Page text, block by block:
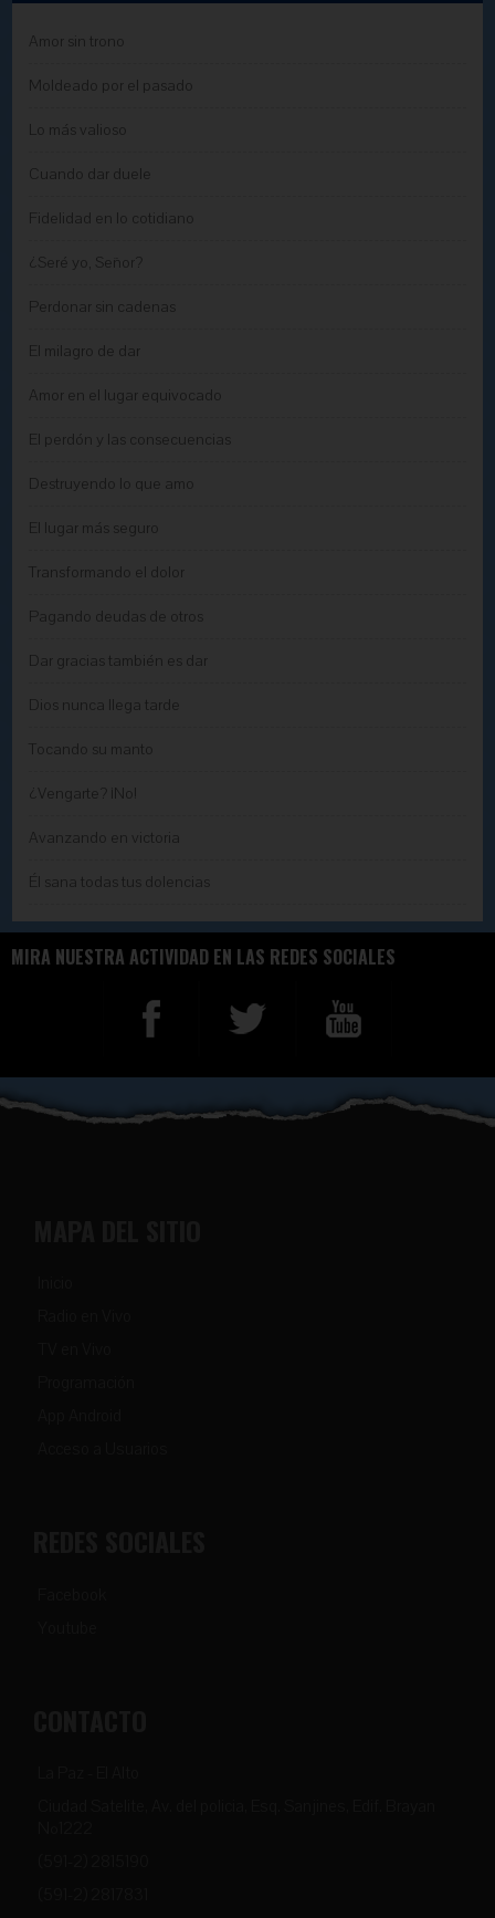
Amor sin trono
Moldeado por el pasado
Lo más valioso
Cuando dar duele
Fidelidad en lo cotidiano
¿Seré yo, Señor?
Perdonar sin cadenas
El milagro de dar
Amor en el lugar equivocado
El perdón y las consecuencias
Destruyendo lo que amo
El lugar más seguro
Transformando el dolor
Pagando deudas de otros
Dar gracias también es dar
Dios nunca llega tarde
Tocando su manto
¿Vengarte? ¡No!
Avanzando en victoria
Él sana todas tus dolencias
MIRA NUESTRA ACTIVIDAD EN LAS REDES SOCIALES